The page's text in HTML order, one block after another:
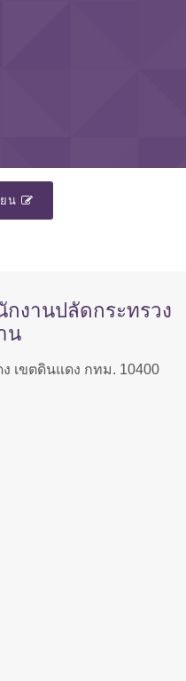
น
กงานปลัดกระทรวง
น
เขตดินแดง กทม. 10400